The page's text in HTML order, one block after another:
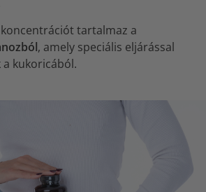
tartalmaz a
, amely speciális eljárással
kukoricából.